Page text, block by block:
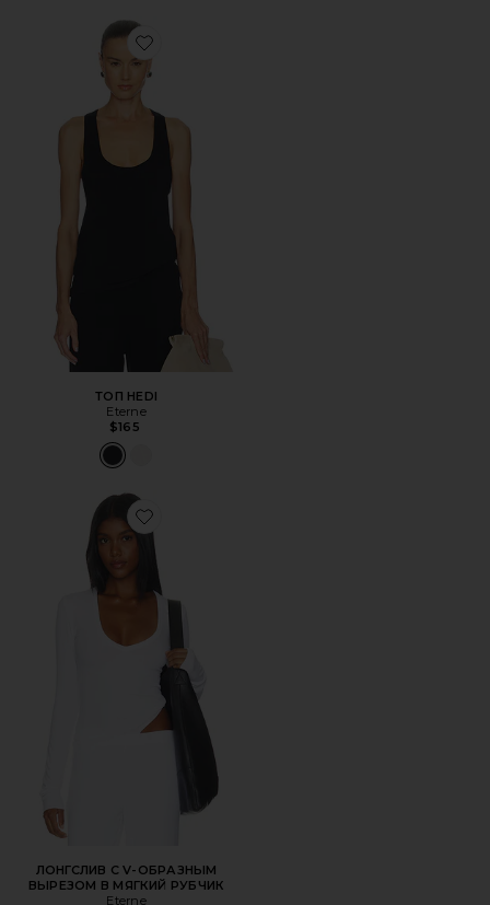
Favorite ТОП HEDI
ТОП HEDI
Eterne
$165
Favorite ЛОНГСЛИВ С V-ОБРАЗНЫМ ВЫРЕЗОМ В
ЛОНГСЛИВ С V-ОБРАЗНЫМ
ВЫРЕЗОМ В МЯГКИЙ РУБЧИК
Eterne